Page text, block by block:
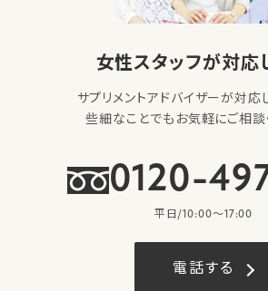
女性スタッフが対応
サプリメントアドバイザーが対応
些細なことでもお気軽にご相談
0120-
平日/10:00〜17:00
電話する